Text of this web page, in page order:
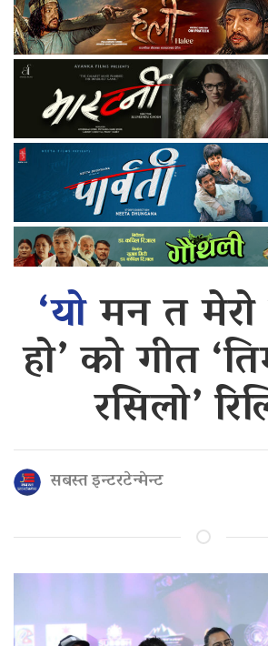
‘योमन त मेरो
हो’ को गीत
रसिलो’
सबस्त इन्टरटेन्मेन्ट